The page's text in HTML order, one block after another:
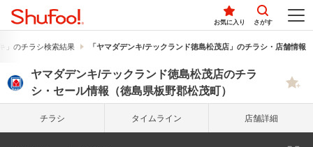
お気に入り さがす
」のチラシ検索結果 「ヤマダデンキ/テックランド徳島松茂店」のチラシ・店舗情報
ヤマダデンキ/テックランド徳島松茂店のチラ
シ・セール情報（徳島県板野郡松茂町）
チラシ タイム ライン 店舗詳細